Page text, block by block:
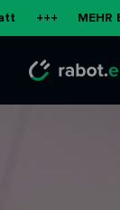
MEHR ERFAHREN